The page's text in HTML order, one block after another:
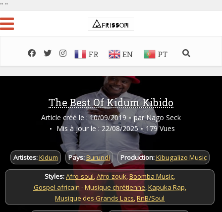
" "
FR EN PT
The Best Of Kidum Kibido
Article créé le : 10/09/2019 par Nago Seck
Mis à jour le : 22/08/2025
179 Vues
Artistes:Kidum Pays:Burundi Production:Kibugalizo Music
Styles:Afro-soul,Afro-zouk,Boomba Music,
Gospel africain - Musique chrétienne,Kapuka Rap,
Musique des Grands Lacs,RnB/Soul